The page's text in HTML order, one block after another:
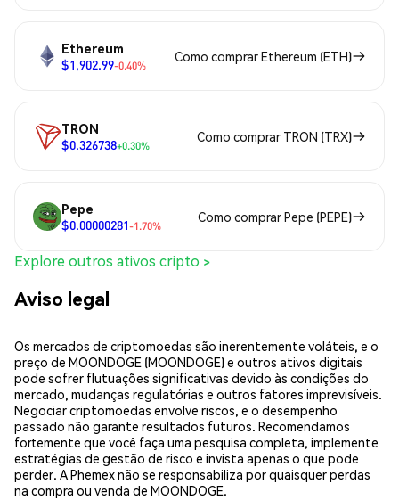
Ethereum
$1,902.99-0.40%
Como comprar Ethereum (ETH)
TRON
$0.326738+0.30%
Como comprar TRON (TRX)
Pepe
$0.00000281-1.70%
Como comprar Pepe (PEPE)
Explore outros ativos cripto >
Aviso legal
Os mercados de criptomoedas são inerentemente voláteis, e o
preço de MOONDOGE (MOONDOGE) e outros ativos digitais
pode sofrer flutuações significativas devido às condições do
mercado, mudanças regulatórias e outros fatores imprevisíveis.
Negociar criptomoedas envolve riscos, e o desempenho
passado não garante resultados futuros. Recomendamos
fortemente que você faça uma pesquisa completa, implemente
estratégias de gestão de risco e invista apenas o que pode
perder. A Phemex não se responsabiliza por quaisquer perdas
na compra ou venda de MOONDOGE.